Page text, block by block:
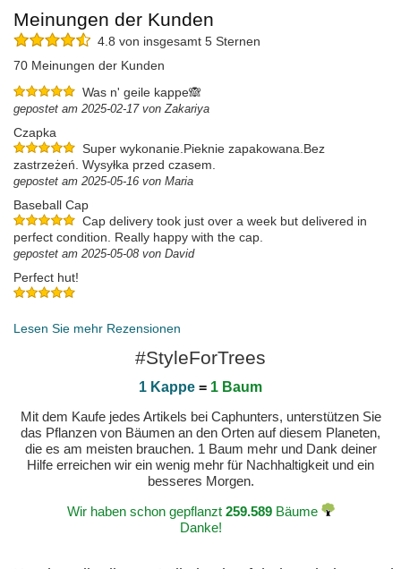
Meinungen der Kunden
4.8 von insgesamt 5 Sternen
70 Meinungen der Kunden
Was n' geile kappe🙈
gepostet am 2025-02-17 von Zakariya
Czapka
Super wykonanie.Pieknie zapakowana.Bez
zastrzeżeń. Wysyłka przed czasem.
gepostet am 2025-05-16 von Maria
Baseball Cap
Cap delivery took just over a week but delivered in
perfect condition. Really happy with the cap.
gepostet am 2025-05-08 von David
Perfect hut!
Lesen Sie mehr Rezensionen
#StyleForTrees
1 Kappe = 1 Baum
Mit dem Kaufe jedes Artikels bei Caphunters, unterstützen Sie
das Pflanzen von Bäumen an den Orten auf diesem Planeten,
die es am meisten brauchen. 1 Baum mehr und Dank deiner
Hilfe erreichen wir ein wenig mehr für Nachhaltigkeit und ein
besseres Morgen.
Wir haben schon gepflanzt 259.589Bäume
Danke!